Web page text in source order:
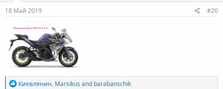
18 Май 2019 #20
R
Киевлянин, Marsikus and barabanschik